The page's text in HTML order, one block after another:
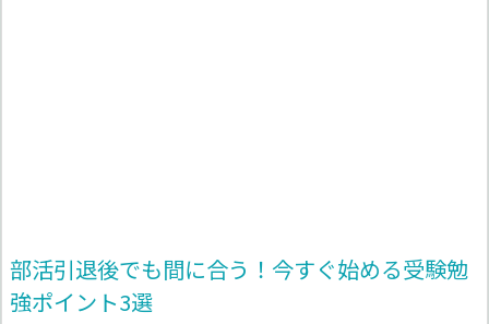
部活引退後でも間に合う！今すぐ始める受験勉
強ポイント3選